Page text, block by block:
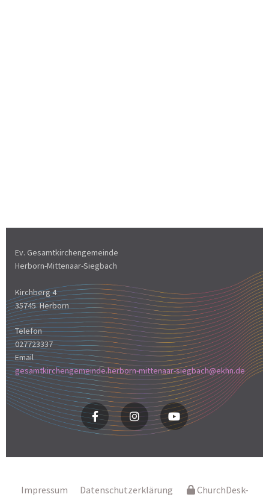
Ev. Gesamtkirchengemeinde
Herborn-Mittenaar-Siegbach
Kirchberg 4
35745 Herborn
Telefon
027723337
Email
gesamtkirchengemeinde.herborn-mittenaar-siegbach@ekhn.de
Impressum Datenschutzerklärung
ChurchDesk-